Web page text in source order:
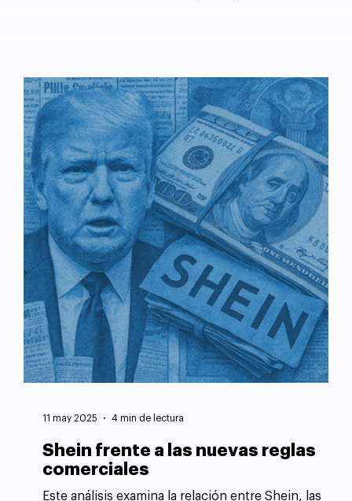
Shein frente a las nuevas reglas
comerciales
Este análisis examina la relación entre Shein, las
11 may 2025 4 min de lectura